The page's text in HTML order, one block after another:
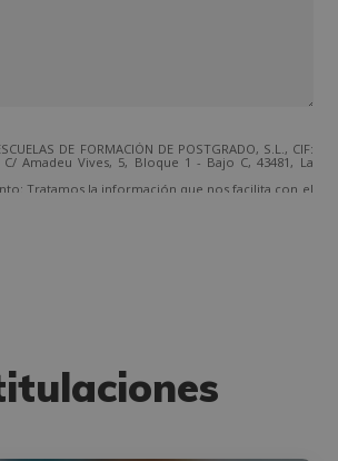
DE FORMACIÓN DE POSTGRADO, S.L., CIF:
C/ Amadeu Vives, 5, Bloque 1 - Bajo C, 43481, La
Tratamos la información que nos facilita con el
y otros tipo de productos que fueran de su
sus derechos identificándose suficientemente,
nuestra Política de Privacidad.